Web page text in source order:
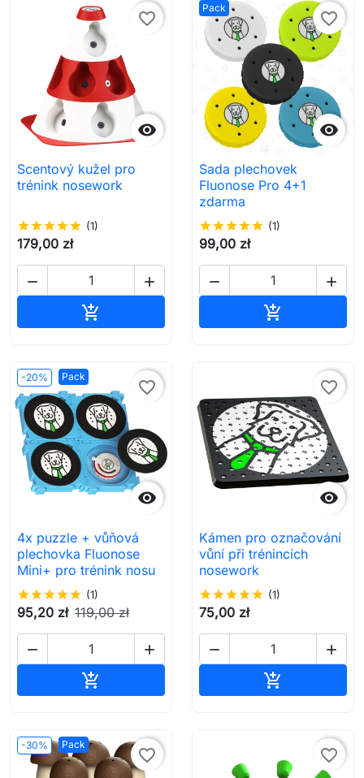

favorite_border
Scentový kužel pro
trénink nosework
starstarstarstarstar (1)
179,00 zł
 

Pack

favorite_border
Sada plechovek
Fluonose Pro 4+1
zdarma
starstarstarstarstar (1)
99,00 zł
 

-20% Pack

favorite_border
4x puzzle + vůňová
plechovka Fluonose
Mini+ pro trénink nosu
starstarstarstarstar (1)
95,20 zł 119,00 zł
 


favorite_border
Kámen pro označování
vůní při trénincích
nosework
starstarstarstarstar (1)
75,00 zł
 

-30% Pack
favorite_border favorite_border